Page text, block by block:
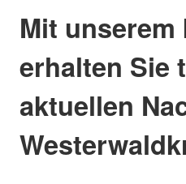
Mit
erhalten Sie
aktuellen